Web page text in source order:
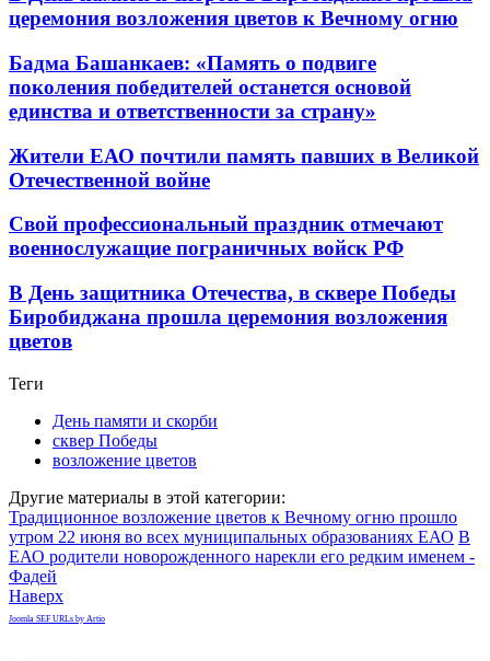
церемония возложения цветов к Вечному огню
Бадма Башанкаев: «Память о подвиге
поколения победителей останется основой
единства и ответственности за страну»
Жители ЕАО почтили память павших в Великой
Отечественной войне
Свой профессиональный праздник отмечают
военнослужащие пограничных войск РФ
В День защитника Отечества, в сквере Победы
Биробиджана прошла церемония возложения
цветов
Теги
День памяти и скорби
сквер Победы
возложение цветов
Другие материалы в этой категории:
Традиционное возложение цветов к Вечному огню прошло
утром 22 июня во всех муниципальных образованиях ЕАО В
ЕАО родители новорожденного нарекли его редким именем -
Фадей
Наверх
Joomla SEF URLs by Artio